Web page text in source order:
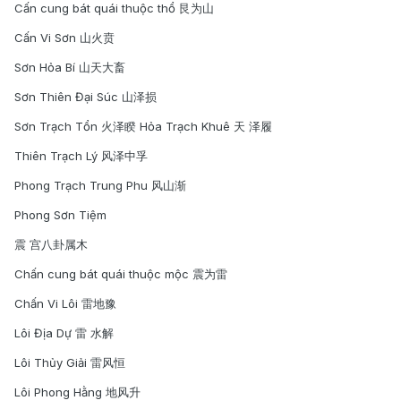
Cấn cung bát quái thuộc thổ 艮为山
Cấn Vi Sơn 山火贲
Sơn Hỏa Bí 山天大畜
Sơn Thiên Đại Súc 山泽损
Sơn Trạch Tổn 火泽睽 Hỏa Trạch Khuê 天 泽履
Thiên Trạch Lý 风泽中孚
Phong Trạch Trung Phu 风山渐
Phong Sơn Tiệm
震 宫八卦属木
Chấn cung bát quái thuộc mộc 震为雷
Chấn Vi Lôi 雷地豫
Lôi Địa Dự 雷 水解
Lôi Thủy Giải 雷风恒
Lôi Phong Hằng 地风升